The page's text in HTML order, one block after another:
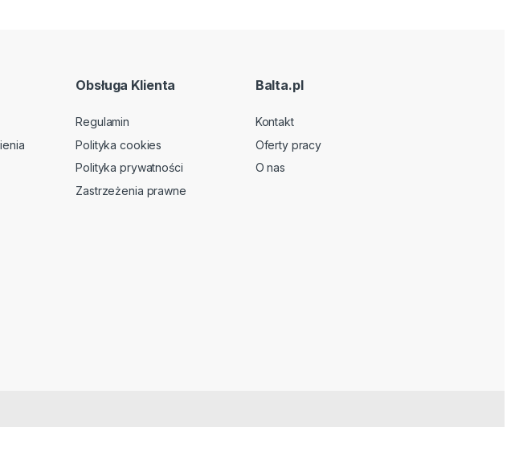
Obsługa Klienta
Regulamin
Polityka cookies
Polityka prywatności
Zastrzeżenia prawne
Balta.pl
Kontakt
Oferty pracy
O nas